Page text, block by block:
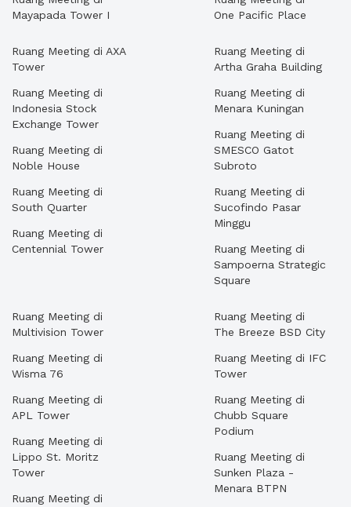
Mayapada Tower I
One Pacific Place
Ruang Meeting di AXA
Tower
Ruang Meeting di
Indonesia Stock
Exchange Tower
Ruang Meeting di
Noble House
Ruang Meeting di
South Quarter
Ruang Meeting di
Centennial Tower
Ruang Meeting di
Artha Graha Building
Ruang Meeting di
Menara Kuningan
Ruang Meeting di
SMESCO Gatot
Subroto
Ruang Meeting di
Sucofindo Pasar
Minggu
Ruang Meeting di
Sampoerna Strategic
Square
Ruang Meeting di
Multivision Tower
Ruang Meeting di
Wisma 76
Ruang Meeting di
APL Tower
Ruang Meeting di
Lippo St. Moritz
Tower
Ruang Meeting di
Ruang Meeting di
The Breeze BSD City
Ruang Meeting di IFC
Tower
Ruang Meeting di
Chubb Square
Podium
Ruang Meeting di
Sunken Plaza -
Menara BTPN